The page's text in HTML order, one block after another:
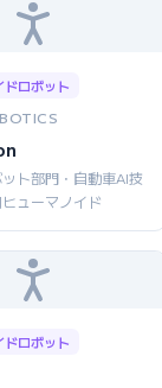
ドロボット
ト部門・自動車AI技
ューマノイド
ドロボット